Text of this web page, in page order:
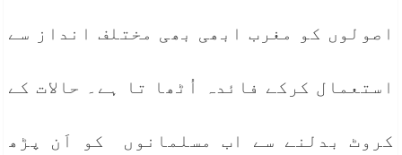
اصولوں کو مغرب ابھی بھی مختلف انداز سے
استعمال کرکے فائدہ اُٹھا تا ہے۔ حالات کے
کروٹ بدلنے سے اب مسلمانوں کو اَن پڑھ